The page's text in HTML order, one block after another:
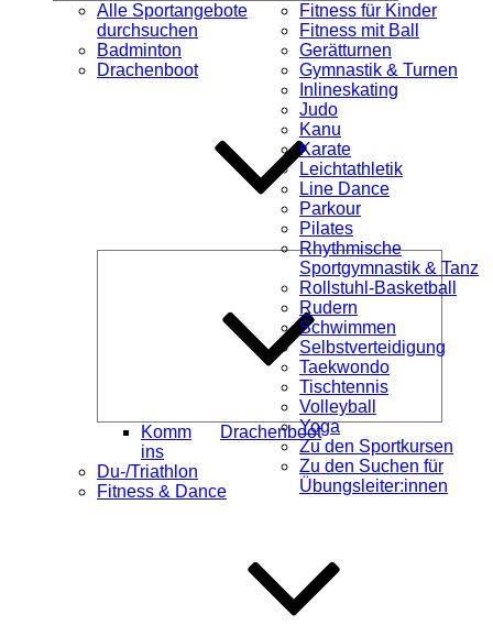
Alle Sportangebote
durchsuchen
Badminton
Drachenboot
öffnen
Komm
ins
Drachenboot
Du-/Triathlon
Fitness & Dance
Fitness für Kinder
Fitness mit Ball
Gerätturnen
Gymnastik & Turnen
Inlineskating
Judo
Kanu
Karate
Leichtathletik
Line Dance
Parkour
Pilates
Rhythmische
Sportgymnastik & Tanz
Rollstuhl-Basketball
Rudern
Schwimmen
Selbstverteidigung
Taekwondo
Tischtennis
Volleyball
Yoga
Zu den Sportkursen
Zu den Suchen für
Übungsleiter:innen